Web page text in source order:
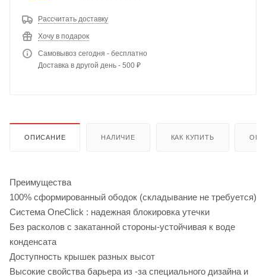
Рассчитать доставку
Хочу в подарок
Самовывоз сегодня - бесплатно
Доставка в другой день - 500 ₽
ОПИСАНИЕ НАЛИЧИЕ КАК КУПИТЬ
Преимущества
100% сформированный ободок (складывание не требуется)
Система OneClick : надежная блокировка утечки
Без расколов с закатанной стороны-устойчивая к воде
конденсата
Доступность крышек разных высот
Высокие свойства барьера из -за специального дизайна и